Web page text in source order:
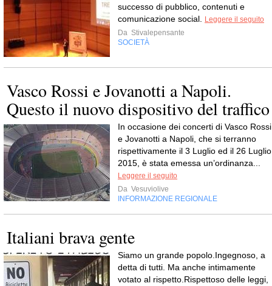
successo di pubblico, contenuti e
comunicazione social.
Leggere il seguito
Da Stivalepensante
SOCIETÀ
Vasco Rossi e Jovanotti a Napoli.
Questo il nuovo dispositivo del traffico
In occasione dei concerti di Vasco Rossi
e Jovanotti a Napoli, che si terranno
rispettivamente il 3 Luglio ed il 26 Luglio
2015, è stata emessa un’ordinanza...
Leggere il seguito
Da Vesuviolive
INFORMAZIONE REGIONALE
Italiani brava gente
Siamo un grande popolo.Ingegnoso, a
detta di tutti. Ma anche intimamente
votato al rispetto.Rispettoso delle leggi,